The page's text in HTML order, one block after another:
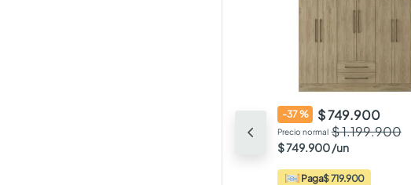
-37%
$ 749.900
$ 1.199.900
$749.900/un
Paga$ 719.900